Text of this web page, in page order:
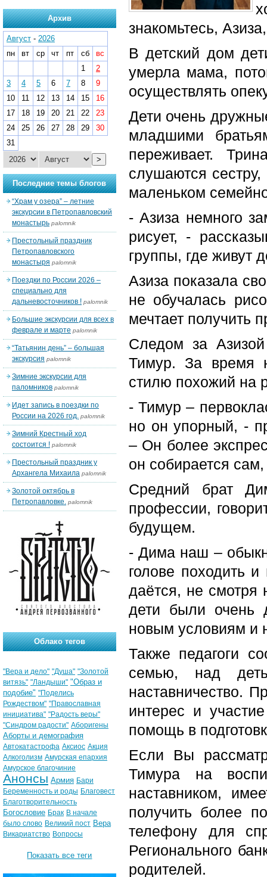
знакомьтесь,
В детский дом
умерла мама,
осуществлять
Дети очень
младшими
переживает.
слушаются
маленьком
- Азиза немного
рисует, -
группы, где живут
Азиза показала
не обучалась
мечтает получить
Следом за
Тимур. За время
стилю похожий на
- Тимур –
но он упорный, -
– Он более
он собирается
Средний брат
профессии,
будущем.
- Дима наш –
голове походить
даётся, не
дети были очень
новым условиям и
Также педагоги
семью, над
наставничество.
интерес и
помощь в
Если Вы
Тимура на
наставником,
получить более
телефону для
Регионального
родителей.
Архив
Август - 2026
пн
вт ср чт пт сб
вс
1
2
3
4 5 6 7 8
9
10
11 12 13 14 15
16
17
18 19 20 21 22
23
24
25 26 27 28 29
30
31
>
Последние темы блогов
“Храм у озера” – летние
экскурсии в Петропавловский
монастырь palomnik
Престольный праздник
Петропавловского
монастыря palomnik
Поездки по России 2026 –
специально для
дальневосточников ! palomnik
Большие экскурсии для всех в
феврале и марте palomnik
“Татьянин день” – большая
экскурсия palomnik
Зимние экскурсии для
паломников palomnik
Идет запись в поездки по
России на 2026 год. palomnik
Зимний Крестный ход
состоится ! palomnik
Престольный праздник у
Архангела Михаила palomnik
Золотой октябрь в
Петропавловке. palomnik
Облако тегов
"Вера и дело" "Душа" "Золотой
витязь" "Ландыши" "Образ и
подобие" "Поделись
Рождеством" "Православная
инициатива" "Радость веры"
"Синдром радости" Аборигены
Аборты и демография
Автокатастрофа Аксиос Акция
Алкоголизм Амурская епархия
Амурское благочиние
Анонсы Армия Бари
Беременность и роды Благовест
Благотворительность
Богословие Брак В начале
было слово Великий пост Вера
Викариатство Вопросы
Показать все теги